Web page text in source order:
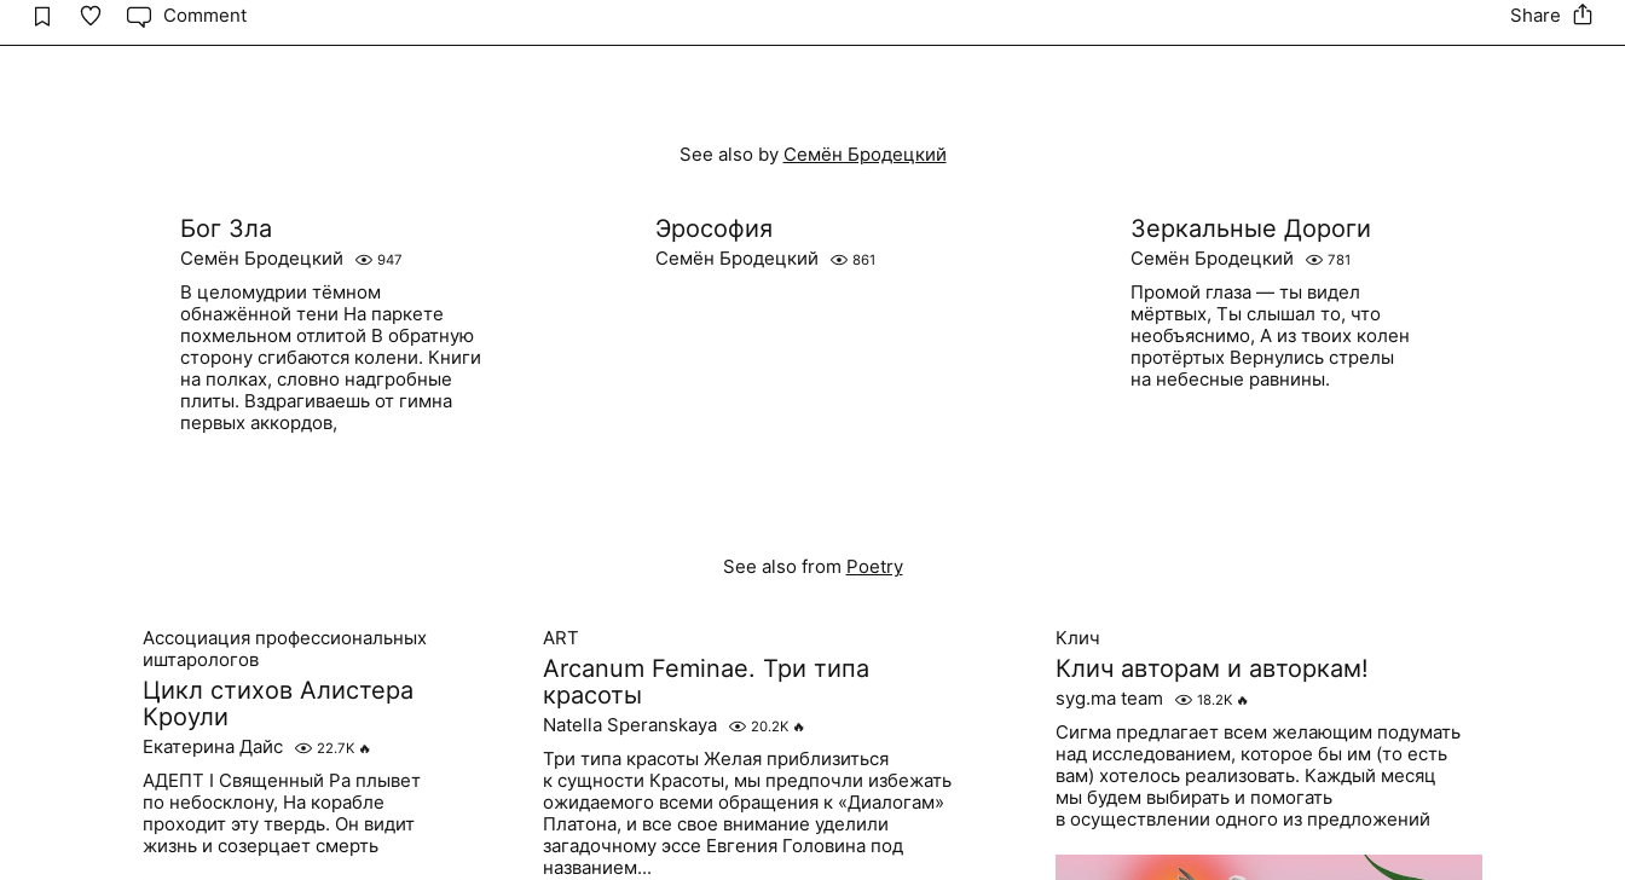
Comment Share
See also by Семён Бродецкий
Бог Зла
Семён Бродецкий 947
В целомудрии тёмном
обнажённой тени На паркете
похмельном отлитой В обратную
сторону сгибаются колени. Книги
на полках, словно надгробные
плиты. Вздрагиваешь от гимна
первых аккордов,
Эрософия
Семён Бродецкий 861
Зеркальные Дороги
Семён Бродецкий 781
Промой глаза — ты видел
мёртвых, Ты слышал то, что
необъяснимо, А из твоих колен
протёртых Вернулись стрелы
на небесные равнины.
See also from Poetry
Ассоциация профессиональных
иштарологов
Цикл стихов Алистера
Кроули
Екатерина Дайс 22.7K 🔥
АДЕПТ I Священный Ра плывет
по небосклону, На корабле
проходит эту твердь. Он видит
жизнь и созерцает смерть
ART
Arcanum Feminae. Три типа
красоты
Natella Speranskaya 20.2K 🔥
Три типа красоты Желая приблизиться
к сущности Красоты, мы предпочли избежать
ожидаемого всеми обращения к «Диалогам»
Платона, и все свое внимание уделили
загадочному эссе Евгения Головина под
названием...
Клич
Клич авторам и авторкам!
syg.ma team 18.2K 🔥
Сигма предлагает всем желающим подумать
над исследованием, которое бы им (то есть
вам) хотелось реализовать. Каждый месяц
мы будем выбирать и помогать
в осуществлении одного из предложений